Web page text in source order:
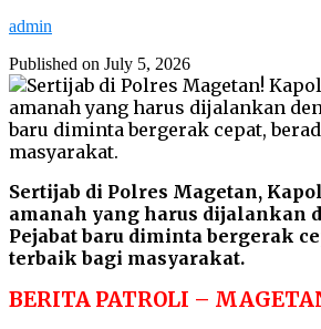
admin
Published on July 5, 2026
Sertijab di Polres Magetan,
amanah yang harus dijalankan
Pejabat baru diminta bergerak
terbaik bagi masyarakat.
BERITA PATROLI –